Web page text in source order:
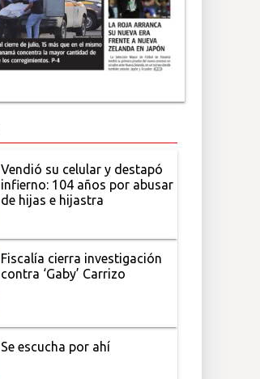
Vendió su celular y destapó
infierno: 104 años por abusar
de hijas e hijastra
Fiscalía cierra investigación
contra ‘Gaby’ Carrizo
Se escucha por ahí